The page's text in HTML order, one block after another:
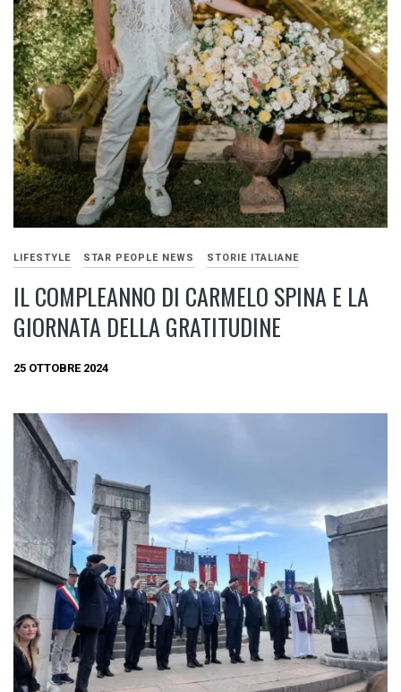
LIFESTYLE STAR PEOPLE NEWS STORIE ITALIANE
IL COMPLEANNO DI CARMELO SPINA E LA
GIORNATA DELLA GRATITUDINE
25 OTTOBRE 2024